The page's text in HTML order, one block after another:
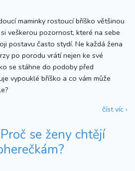
maminky rostoucí bříško většinou
veškerou pozornost, které na sebe
postavu často stydí. Ne každá žena
po porodu vrátí nejen ke své
se stáhne do podoby před
vypouklé bříško a co vám může
číst víc ›
se ženy chtějí